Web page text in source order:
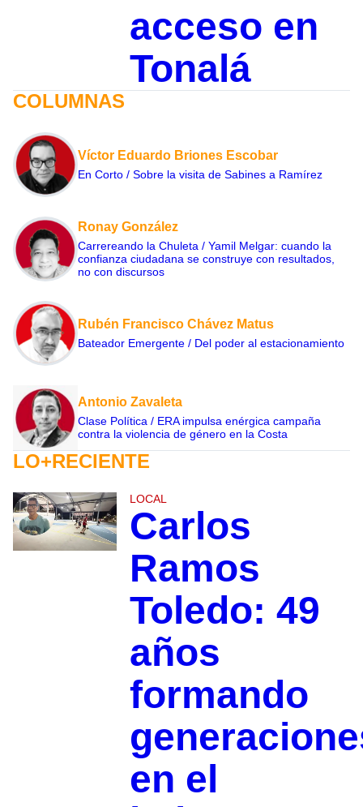
acceso en
Tonalá
COLUMNAS
Víctor Eduardo Briones Escobar
En Corto / Sobre la visita de Sabines a Ramírez
Ronay González
Carrereando la Chuleta / Yamil Melgar: cuando la
confianza ciudadana se construye con resultados,
no con discursos
Rubén Francisco Chávez Matus
Bateador Emergente / Del poder al estacionamiento
Antonio Zavaleta
Clase Política / ERA impulsa enérgica campaña
contra la violencia de género en la Costa
LO+RECIENTE
LOCAL
Carlos
Ramos
Toledo: 49
años
formando
en el